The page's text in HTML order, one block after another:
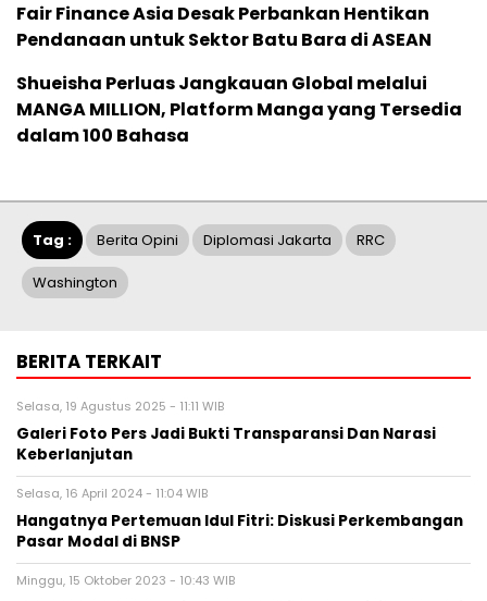
Fair Finance Asia Desak Perbankan Hentikan
Pendanaan untuk Sektor Batu Bara di ASEAN
Shueisha Perluas Jangkauan Global melalui
MANGA MILLION, Platform Manga yang Tersedia
dalam 100 Bahasa
Tag : Berita Opini Diplomasi Jakarta RRC
Washington
BERITA TERKAIT
Selasa, 19 Agustus 2025 - 11:11 WIB
Galeri Foto Pers Jadi Bukti Transparansi Dan Narasi
Keberlanjutan
Selasa, 16 April 2024 - 11:04 WIB
Hangatnya Pertemuan Idul Fitri: Diskusi Perkembangan
Pasar Modal di BNSP
Minggu, 15 Oktober 2023 - 10:43 WIB